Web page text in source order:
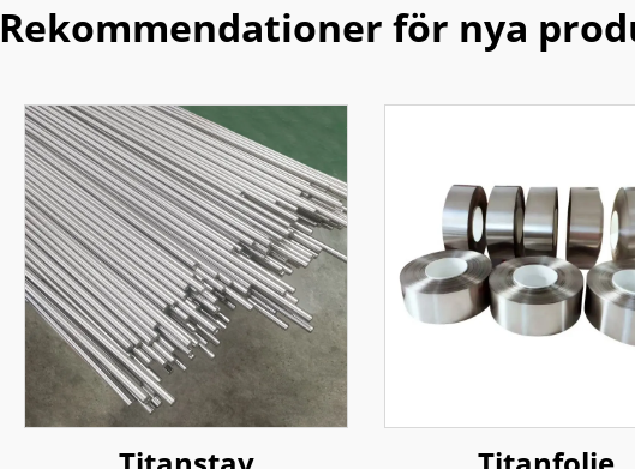
Rekommendationer för nya